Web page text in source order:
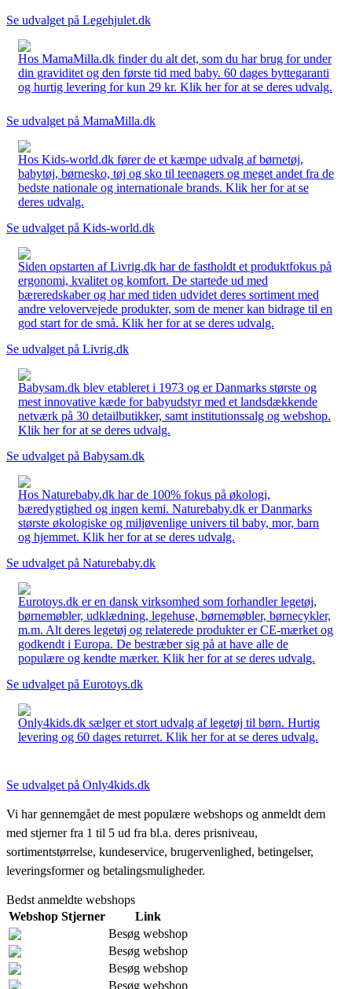
Se udvalget på Legehjulet.dk
Hos MamaMilla.dk finder du alt det, som du har brug for under
din graviditet og den første tid med baby. 60 dages byttegaranti
og hurtig levering for kun 29 kr. Klik her for at se deres udvalg.
Se udvalget på MamaMilla.dk
Hos Kids-world.dk fører de et kæmpe udvalg af børnetøj,
babytøj, børnesko, tøj og sko til teenagers og meget andet fra de
bedste nationale og internationale brands. Klik her for at se
deres udvalg.
Se udvalget på Kids-world.dk
Siden opstarten af Livrig.dk har de fastholdt et produktfokus på
ergonomi, kvalitet og komfort. De startede ud med
bæreredskaber og har med tiden udvidet deres sortiment med
andre velovervejede produkter, som de mener kan bidrage til en
god start for de små. Klik her for at se deres udvalg.
Se udvalget på Livrig.dk
Babysam.dk blev etableret i 1973 og er Danmarks største og
mest innovative kæde for babyudstyr med et landsdækkende
netværk på 30 detailbutikker, samt institutionssalg og webshop.
Klik her for at se deres udvalg.
Se udvalget på Babysam.dk
Hos Naturebaby.dk har de 100% fokus på økologi,
bæredygtighed og ingen kemi. Naturebaby.dk er Danmarks
største økologiske og miljøvenlige univers til baby, mor, barn
og hjemmet. Klik her for at se deres udvalg.
Se udvalget på Naturebaby.dk
Eurotoys.dk er en dansk virksomhed som forhandler legetøj,
børnemøbler, udklædning, legehuse, børnemøbler, børnecykler,
m.m. Alt deres legetøj og relaterede produkter er CE-mærket og
godkendt i Europa. De bestræber sig på at have alle de
populære og kendte mærker. Klik her for at se deres udvalg.
Se udvalget på Eurotoys.dk
Only4kids.dk sælger et stort udvalg af legetøj til børn. Hurtig
levering og 60 dages returret. Klik her for at se deres udvalg.
Se udvalget på Only4kids.dk
Vi har gennemgået de mest populære webshops og anmeldt dem
med stjerner fra 1 til 5 ud fra bl.a. deres prisniveau,
sortimentstørrelse, kundeservice, brugervenlighed, betingelser,
leveringsformer og betalingsmuligheder.
Bedst anmeldte webshops
Webshop Stjerner
Link
Besøg webshop
Besøg webshop
Besøg webshop
Besøg webshop